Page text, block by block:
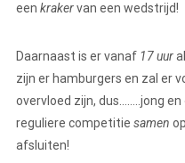
een krakervan een wedstrijd!
Daarnaast is er vanaf 17 uur
zijn er hamburgers en zal er
overvloed zijn, dus……..jong
reguliere competitie samen
afsluiten!